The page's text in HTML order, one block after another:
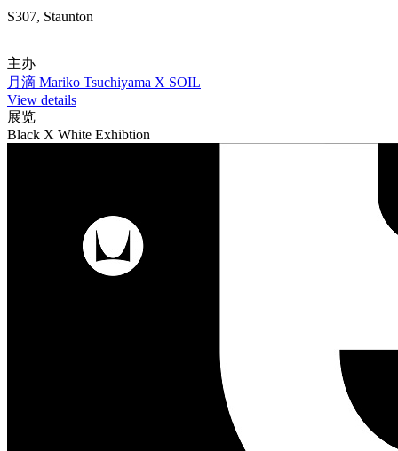
S307, Staunton
主办
月滴 Mariko Tsuchiyama X SOIL
View details
展览
Black X White Exhibtion